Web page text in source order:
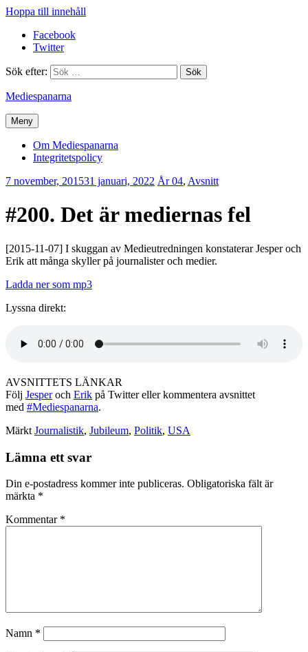
Hoppa till innehåll
Facebook
Twitter
Sök efter:
Mediespanarna
Meny
Om Mediespanarna
Integritetspolicy
7 november, 201531 januari, 2022 Erik
År 04, Avsnitt
#200. Det är mediernas fel
[2015-11-07] I skuggan av Medieutredningen konstaterar Jesper och
Erik att många skyller på journalister och medier.
Ladda ner som mp3
Lyssna direkt:
AVSNITTETS LÄNKAR
Följ Jesperoch Erik på Twitter eller kommentera avsnittet
med #Mediespanarna.
Märkt Journalistik, Jubileum, Politik, USA
Lämna ett svar
Din e-postadress kommer inte publiceras. Obligatoriska fält är
märkta *
Kommentar *
Namn *